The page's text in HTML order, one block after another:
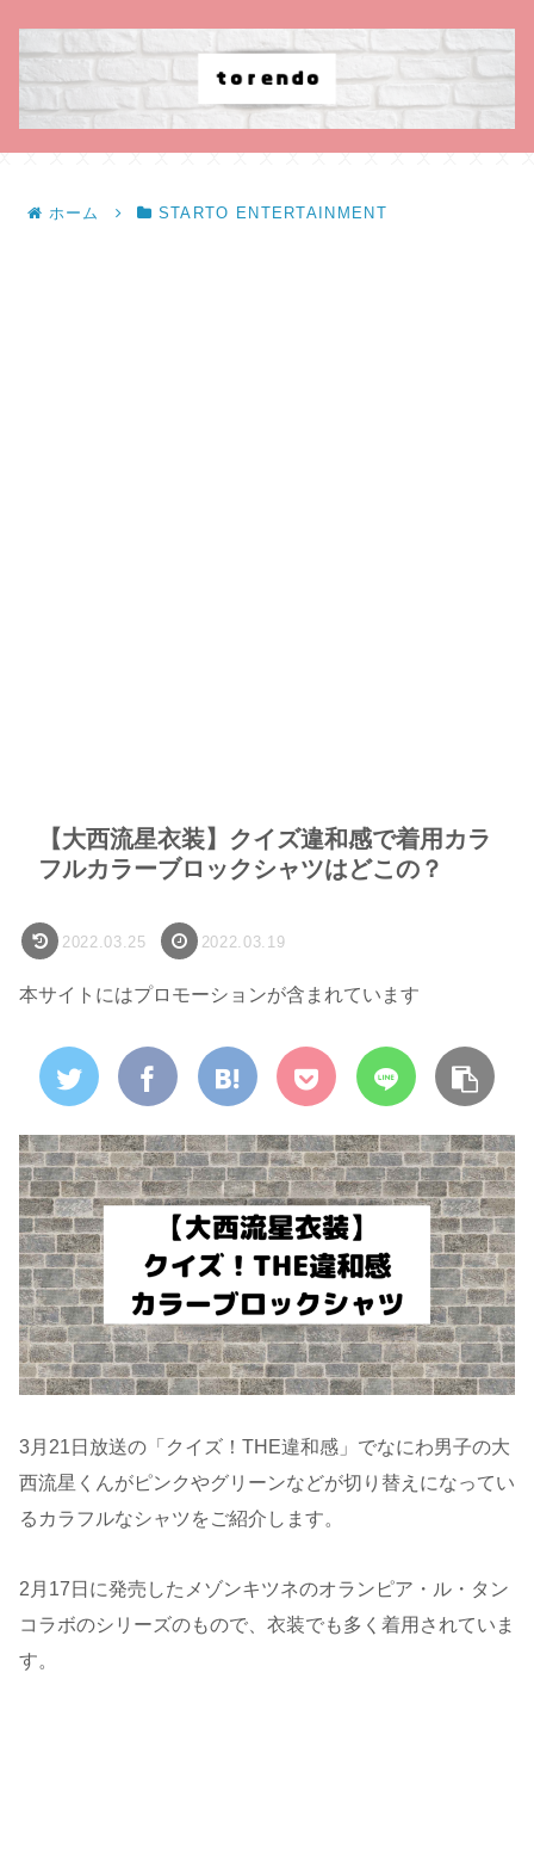
ホーム STARTO ENTERTAINMENT
【大西流星衣装】クイズ違和感で着用カラ
フルカラーブロックシャツはどこの？
2022.03.25 2022.03.19
本サイトにはプロモーションが含まれています
3月21日放送の「クイズ！THE違和感」でなにわ男子の大
西流星くんがピンクやグリーンなどが切り替えになってい
るカラフルなシャツをご紹介します。
2月17日に発売したメゾンキツネのオランピア・ル・タン
コラボのシリーズのもので、衣装でも多く着用されていま
す。